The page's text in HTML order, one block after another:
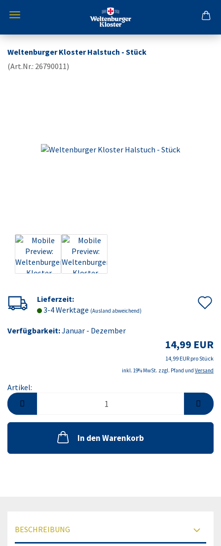
Weltenburger Kloster Halstuch - Stück
(Art.Nr.: 26790011)
Lieferzeit:
3-4 Werktage (Ausland abweichend)
Verfügbarkeit:Januar - Dezember
14,99 EUR
14,99 EUR pro Stück
inkl. 19% MwSt. zzgl. Pfand und Versand
Artikel:
Artikel
In den Warenkorb
BESCHREIBUNG